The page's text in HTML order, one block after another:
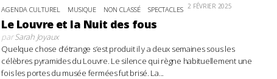
AGENDA CULTUREL MUSIQUE NON CLASSÉ SPECTACLES 2 FÉVRIER 2025
Le Louvre et la Nuit des fous
parSarah Joyaux
Quelque chose d’étrange s’est produit il y a deux semaines sous les
célèbres pyramides du Louvre. Le silence qui règne habituellement une
fois les portes du musée fermées fut brisé. La...